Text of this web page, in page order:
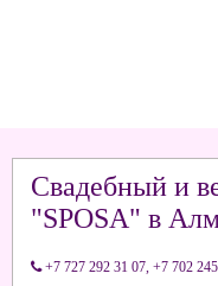
Свадебный и
"SPOSA" в
+7 727 292 31 07 +7 702